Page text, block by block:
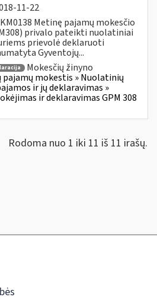
11-22
Metinę pajamų mokesčio
privalo pateikti nuolatiniai
prievolė deklaruoti
Gyventojų...
Mokesčių žinyno
pajamų mokestis » Nuolatinių
ir jų deklaravimas »
ir deklaravimas GPM 308
Rodoma nuo 1 iki 11 iš 11 irašų.